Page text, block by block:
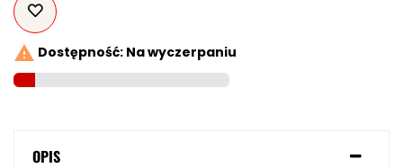
 Dostępność: Na wyczerpaniu
OPIS